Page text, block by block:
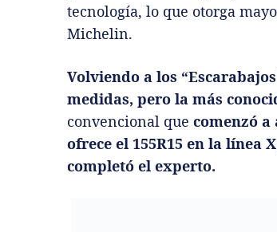
tecnología, lo que otorga
Michelin.
Volviendo a los
medidas, pero la más
convencional que comenzó a
ofrece el 155R15 en la línea
completó el experto.